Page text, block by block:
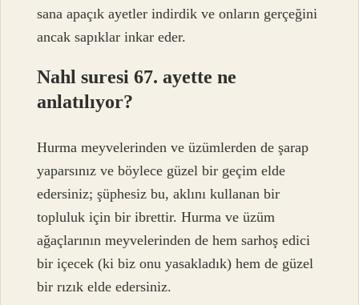
sana apaçık ayetler indirdik ve onların gerçeğini
ancak sapıklar inkar eder.
Nahl suresi 67. ayette ne
anlatılıyor?
Hurma meyvelerinden ve üzümlerden de şarap
yaparsınız ve böylece güzel bir geçim elde
edersiniz; şüphesiz bu, aklını kullanan bir
topluluk için bir ibrettir. Hurma ve üzüm
ağaçlarının meyvelerinden de hem sarhoş edici
bir içecek (ki biz onu yasakladık) hem de güzel
bir rızık elde edersiniz.